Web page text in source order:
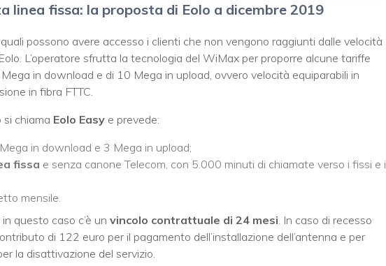
linea fissa: la proposta di Eolo a dicembre 2019
possono avere accesso i clienti che non vengono raggiunti dalle velocità
L’operatore sfrutta la tecnologia del WiMax per proporre alcune tariffe
in download e di 10 Mega in upload, ovvero velocità equiparabili in
in fibra FTTC.
si chiama Eolo Easy e prevede:
in download e 3 Mega in upload;
fissa e senza canone Telecom, con 5.000 minuti di chiamate verso i fissi e i
mensile.
questo caso c’è un vincolo contrattuale di 24 mesi. In caso di recesso
di 122 euro per il pagamento dell’installazione dell’antenna e per
la disattivazione del servizio.